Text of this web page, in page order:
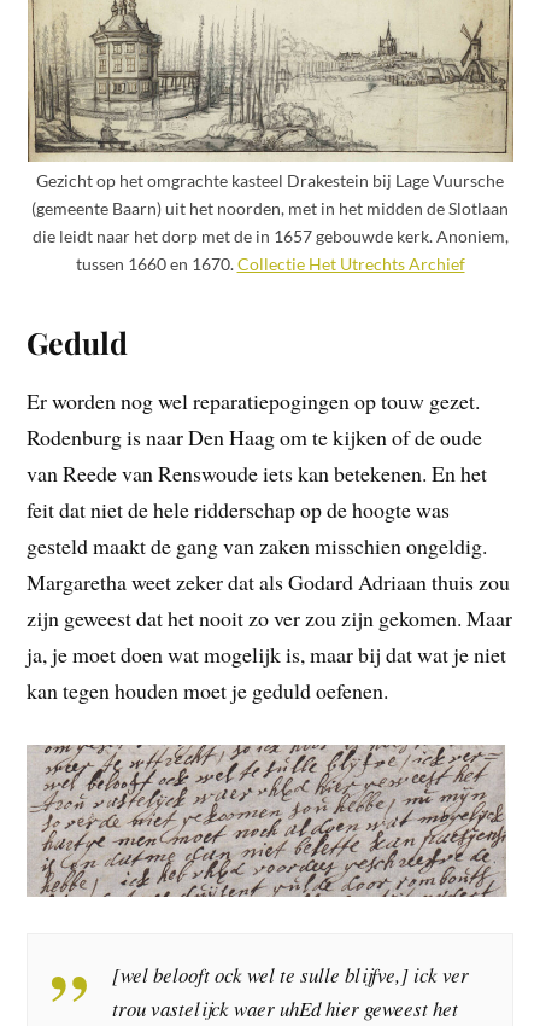
Gezicht op het omgrachte kasteel Drakestein bij Lage Vuursche
(gemeente Baarn) uit het noorden, met in het midden de Slotlaan
die leidt naar het dorp met de in 1657 gebouwde kerk. Anoniem,
tussen 1660 en 1670.Collectie Het Utrechts Archief
Geduld
Er worden nog wel reparatiepogingen op touw gezet.
Rodenburg is naar Den Haag om te kijken of de oude
van Reede van Renswoude iets kan betekenen. En het
feit dat niet de hele ridderschap op de hoogte was
gesteld maakt de gang van zaken misschien ongeldig.
Margaretha weet zeker dat als Godard Adriaan thuis zou
zijn geweest dat het nooit zo ver zou zijn gekomen. Maar
ja, je moet doen wat mogelijk is, maar bij dat wat je niet
kan tegen houden moet je geduld oefenen.
[wel belooft ock wel te sulle blijfve,] ick ver
trou vastelijck waer uhEd hier geweest het